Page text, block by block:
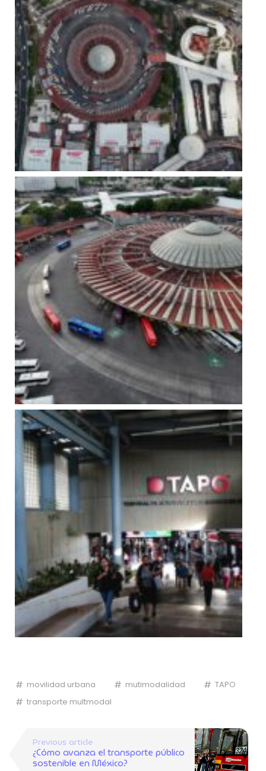
movilidad urbana mutimodalidad
TAPO
transporte multmodal
Previous article
¿Cómo avanza el transporte público
sostenible en México?